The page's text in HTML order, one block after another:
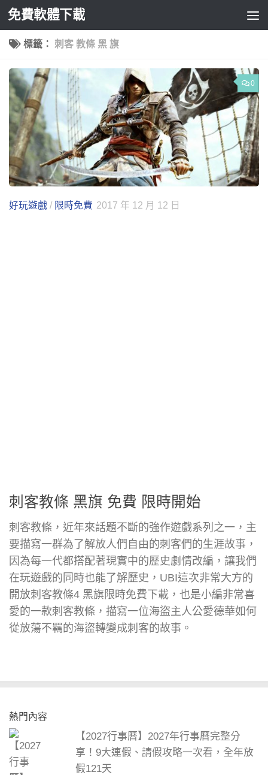
Skip to content
免費軟體下載
標籤： 刺客 教條 黑 旗
0
好玩遊戲 / 限時免費 2017 年 12 月 12 日
刺客教條 黑旗 免費 限時開始
刺客教條，近年來話題不斷的強作遊戲系列之一，主
要描寫一群為了解放人們自由的刺客們的生涯故事，
因為每一代都搭配著現實中的歷史劇情改編，讓我們
在玩遊戲的同時也能了解歷史，UBI這次非常大方的
開放刺客教條4 黑旗限時免費下載，也是小編非常喜
愛的一款刺客教條，描寫一位海盜主人公愛德華如何
從放蕩不羈的海盜轉變成刺客的故事。
熱門內容
【2027行事曆】2027年行事曆完整分
享！9大連假、請假攻略一次看，全年放
假121天